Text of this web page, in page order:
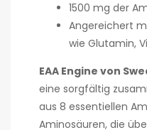
1500 mg der
Angereichert
wie Glutamin,
EAA Engine von
eine sorgfältig
aus 8 essentiellen
Aminosäuren, die